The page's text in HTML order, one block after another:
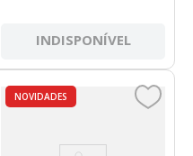
INDISPONÍVEL
NOVIDADES